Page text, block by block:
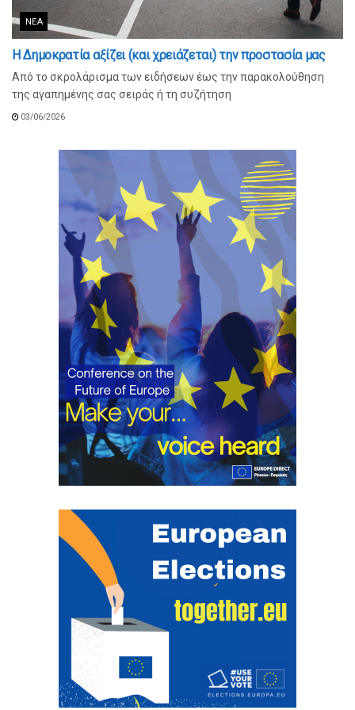
ΝΈΑ
Η Δημοκρατία αξίζει (και χρειάζεται) την προστασία μας
Από το σκρολάρισμα των ειδήσεων έως την παρακολούθηση
της αγαπημένης σας σειράς ή τη συζήτηση
03/06/2026